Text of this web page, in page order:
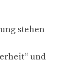
stehen
und